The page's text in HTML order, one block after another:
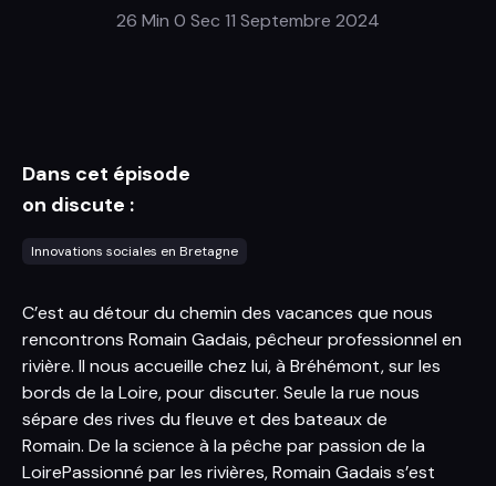
26 Min 0 Sec 11 Septembre 2024
Dans cet épisode
on discute :
Innovations sociales en Bretagne
C’est au détour du chemin des vacances que nous
rencontrons Romain Gadais, pêcheur professionnel en
rivière. Il nous accueille chez lui, à Bréhémont, sur les
bords de la Loire, pour discuter. Seule la rue nous
sépare des rives du fleuve et des bateaux de
Romain. De la science à la pêche par passion de la
LoirePassionné par les rivières, Romain Gadais s’est